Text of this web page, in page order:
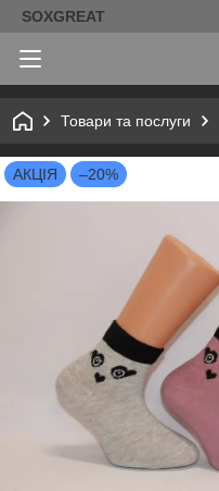
SOXGREAT
Товари та послуги
АКЦІЯ –20%